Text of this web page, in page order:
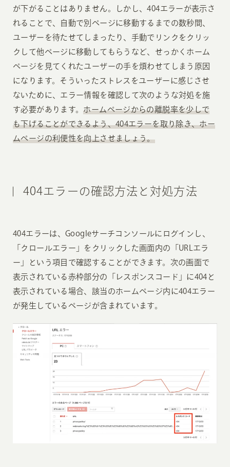
が下がることはありません。しかし、404エラーが表示さ
れることで、自動で別ページに移動するまでの数秒間、
ユーザーを待たせてしまったり、手動でリンクをクリッ
クして他ページに移動してもらうなど、せっかくホーム
ページを見てくれたユーザーの手を煩わせてしまう原因
になります。そういったストレスをユーザーに感じさせ
ないために、エラー情報を確認して次のような対処を施
す必要があります。ホームページからの離脱率を少しで
も下げることができるよう、404エラーを取り除き、ホー
ムページの利便性を向上させましょう。
404エラーの確認方法と対処方法
404エラーは、Googleサーチコンソールにログインし、
「クロールエラー」をクリックした画面内の「URLエラ
ー」という項目で確認することができます。次の画面で
表示されている赤枠部分の「レスポンスコード」に404と
表示されている場合、該当のホームページ内に404エラー
が発生しているページが含まれています。